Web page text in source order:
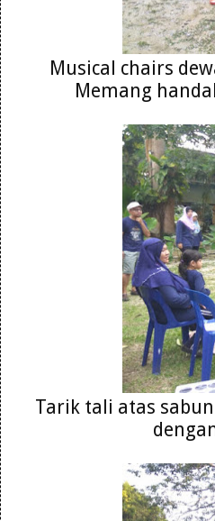
Musical chairs
Memang
Tarik tali atas